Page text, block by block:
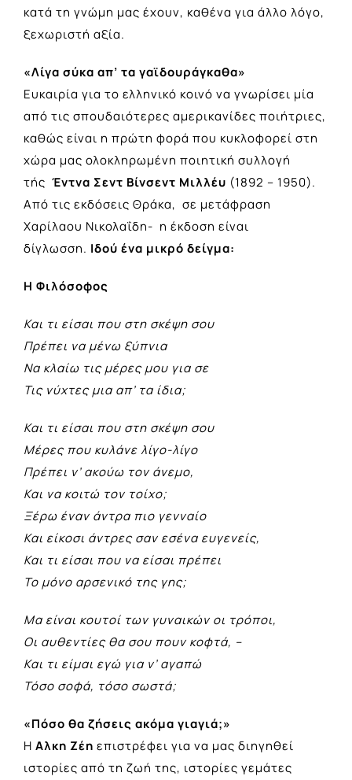
κατά τη γνώμη μας έχουν, καθένα για άλλο λόγο,
ξεχωριστή αξία.
«Λίγα σύκα απ’ τα γαϊδουράγκαθα»
Ευκαιρία για το ελληνικό κοινό να γνωρίσει μία
από τις σπουδαιότερες αμερικανίδες ποιήτριες,
καθώς είναι η πρώτη φορά που κυκλοφορεί στη
χώρα μας ολοκληρωμένη ποιητική συλλογή
τής Έντνα Σεντ Βίνσεντ Μιλλέυ (1892 – 1950).
Από τις εκδόσεις Θράκα, σε μετάφραση
Χαρίλαου Νικολαΐδη- η έκδοση είναι
δίγλωσση. Ιδού ένα μικρό δείγμα:
Η Φιλόσοφος
Και τι είσαι που στη σκέψη σου
Πρέπει να μένω ξύπνια
Να κλαίω τις μέρες μου για σε
Τις νύχτες μια απ’ τα ίδια;
Και τι είσαι που στη σκέψη σου
Μέρες που κυλάνε λίγο-λίγο
Πρέπει ν’ ακούω τον άνεμο,
Και να κοιτώ τον τοίχο;
Ξέρω έναν άντρα πιο γενναίο
Και είκοσι άντρες σαν εσένα ευγενείς,
Και τι είσαι που να είσαι πρέπει
Το μόνο αρσενικό της γης;
Μα είναι κουτοί των γυναικών οι τρόποι,
Οι αυθεντίες θα σου πουν κοφτά, –
Και τι είμαι εγώ για ν’ αγαπώ
Τόσο σοφά, τόσο σωστά;
«Πόσο θα ζήσεις ακόμα γιαγιά;»
Η Αλκη Ζέη επιστρέφει για να μας διηγηθεί
ιστορίες από τη ζωή της, ιστορίες γεμάτες